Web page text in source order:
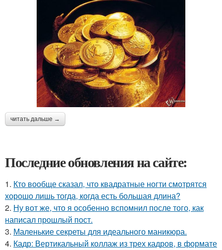
читать дальше →
Последние обновления на сайте:
1. Кто вообще сказал, что квадратные ногти смотрятся
хорошо лишь тогда, когда есть большая длина?
2. Ну вот же, что я особенно вспомнил после того, как
написал прошлый пост.
3. Маленькие секреты для идеального маникюра.
4. Кадр: Вертикальный коллаж из трех кадров, в формате